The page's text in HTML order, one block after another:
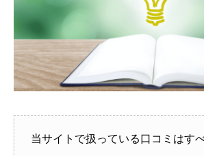
当サイトで扱っている口コミはす